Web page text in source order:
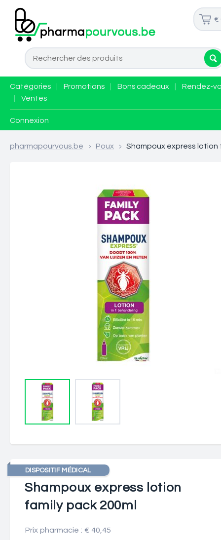
€
Catégories Promotions Bons cadeaux
Rendez-
Ventes
Connexion
pharmapourvous.be > Poux > Shampoux express lotion
DISPOSITIF MÉDICAL
Shampoux express lotion
family pack 200ml
Prix pharmacie : € 40,45